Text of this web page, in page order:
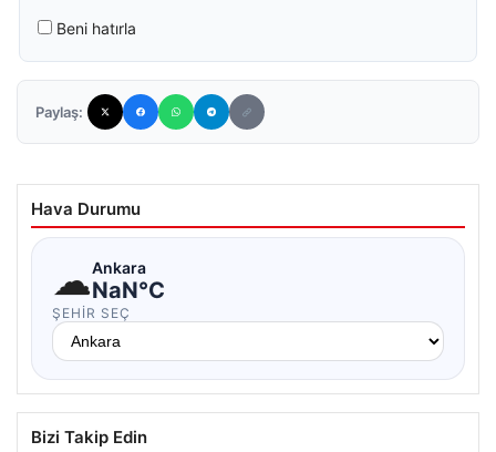
Beni hatırla
Paylaş:
Hava Durumu
☁Ankara
NaN°C
ŞEHIR SEÇ
Bizi Takip Edin